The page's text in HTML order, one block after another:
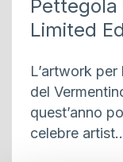
Pettegola
Limited
L’artwork per
del
quest’anno
celebre